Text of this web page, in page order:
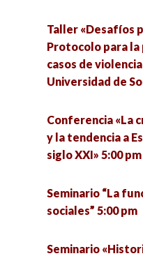
Mesa «Aspectos
Climático» 5:00 pm
Conferencia
torno a las
agua, energía y
Taller «Desafíos
Protocolo para la
casos de
Universidad de
Conferencia «La
y la tendencia a
siglo XXI» 5:00 pm
Seminario “La
sociales” 5:00 pm
Seminario